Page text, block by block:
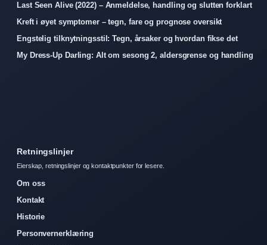
Last Seen Alive (2022) – Anmeldelse, handling og slutten forklart
Kreft i øyet symptomer – tegn, fare og prognose oversikt
Engstelig tilknytningsstil: Tegn, årsaker og hvordan fikse det
My Dress-Up Darling: Alt om sesong 2, aldersgrense og handling
Retningslinjer
Eierskap, retningslinjer og kontaktpunkter for lesere.
Om oss
Kontakt
Historie
Personvernerklæring